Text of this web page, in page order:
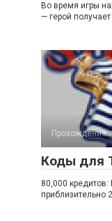
Во время игры
— герой
Прохождения
Коды для
80,000 кpeдитoв:
пpиблизитeльнo